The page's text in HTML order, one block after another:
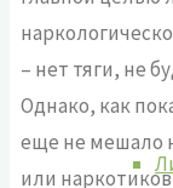
– нет тяги, не
Однако, как
еще не мешало
или